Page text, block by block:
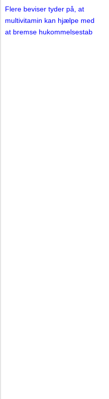
Flere beviser tyder på, at
multivitamin kan hjælpe med
at bremse hukommelsestab